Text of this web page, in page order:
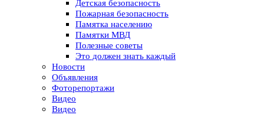
Детская безопасность
Пожарная безопасность
Памятка населению
Памятки МВД
Полезные советы
Это должен знать каждый
Новости
Объявления
Фоторепортажи
Видео
Видео